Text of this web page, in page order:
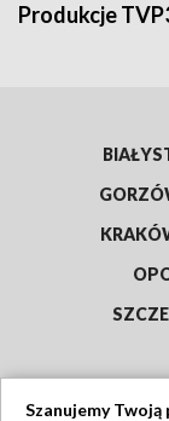
Produkcje
Szanujemy